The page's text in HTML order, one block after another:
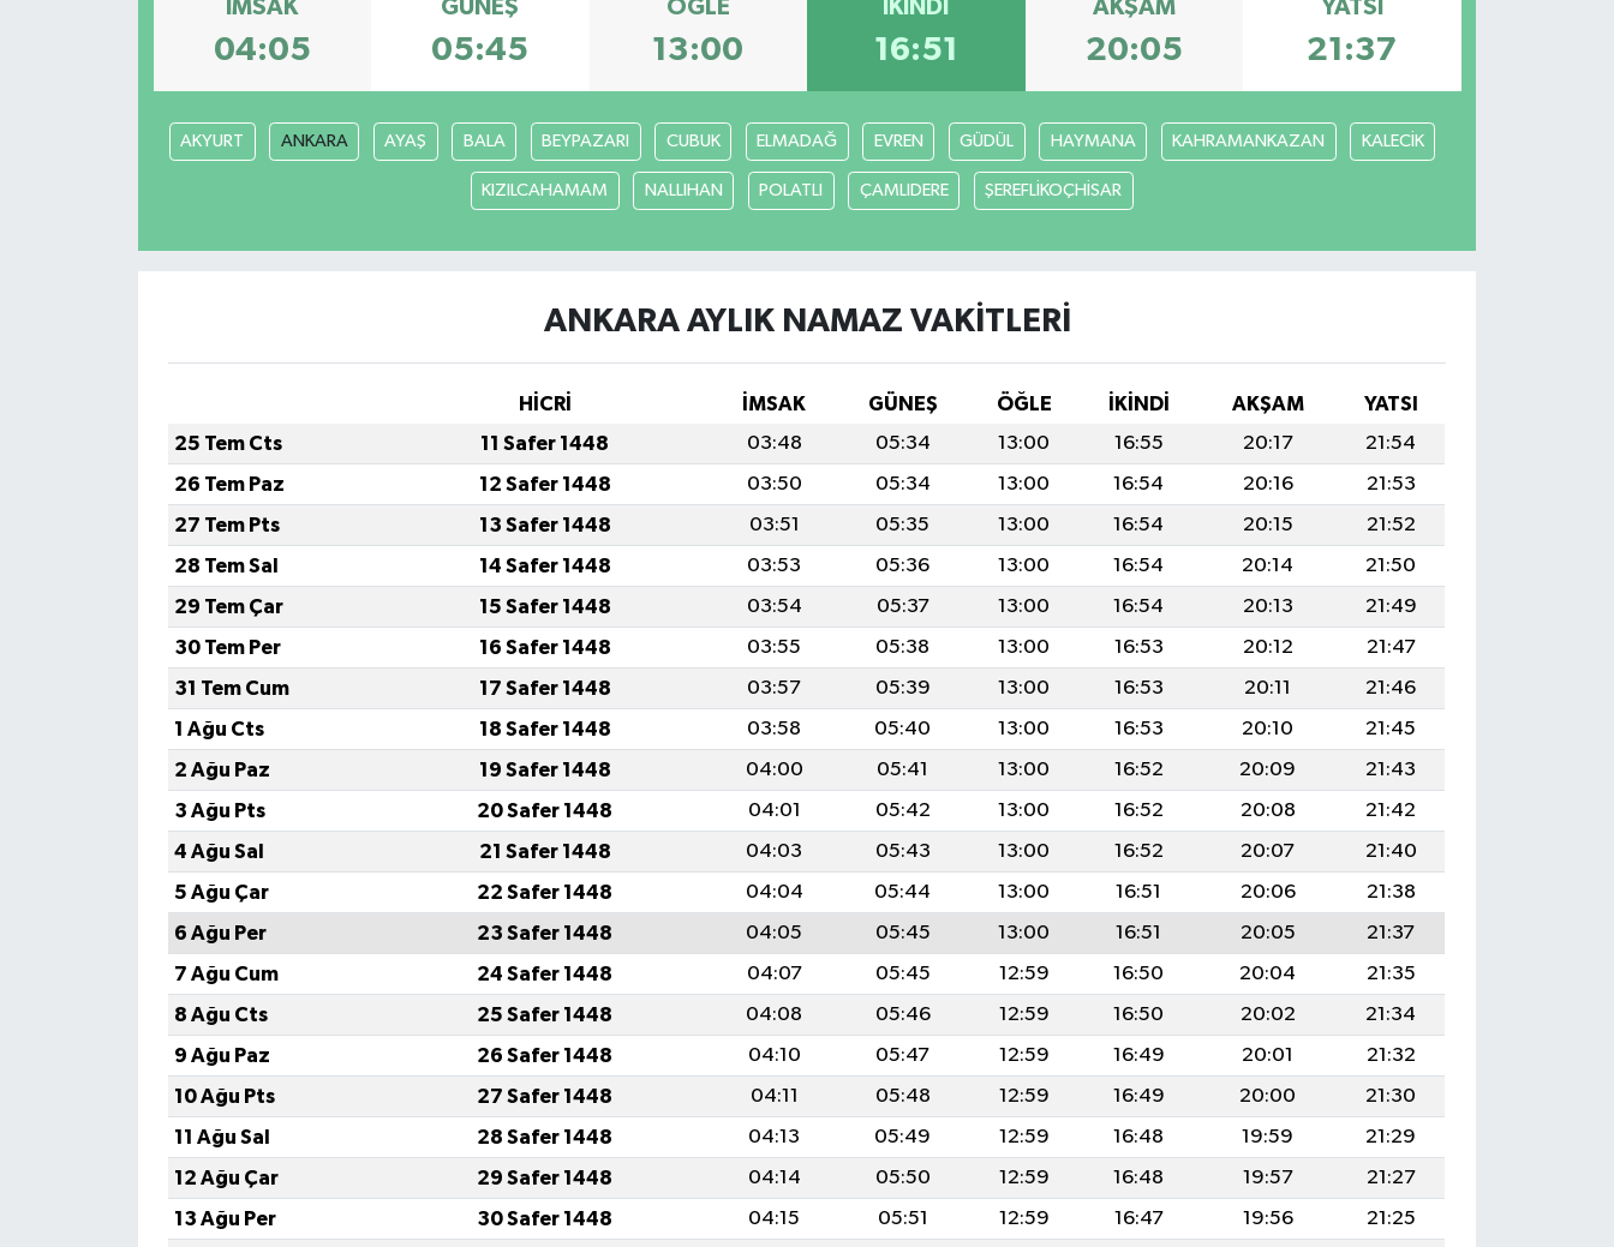
İMSAK
04:05
GÜNEŞ
05:45
ÖĞLE
13:00
İKINDI
16:51
AKŞAM
20:05
YATSI
21:37
AKYURT ANKARA AYAŞ BALA BEYPAZARI CUBUK ELMADAĞ EVREN GÜDÜL HAYMANA KAHRAMANKAZAN KALECİK
KIZILCAHAMAM NALLIHAN POLATLI ÇAMLIDERE ŞEREFLİKOÇHİSAR
ANKARA AYLIK NAMAZ VAKITLERI
HİCRİ İMSAK GÜNEŞ ÖĞLE İKINDI AKŞAM
YATSI
25 Tem Cts
11 Safer 1448 03:48 05:34 13:00 16:55 20:17
21:54
26 Tem Paz
12 Safer 1448 03:50 05:34 13:00 16:54 20:16
21:53
27 Tem Pts
13 Safer 1448 03:51 05:35 13:00 16:54 20:15
21:52
28 Tem Sal
14 Safer 1448 03:53 05:36 13:00 16:54 20:14
21:50
29 Tem Çar
15 Safer 1448 03:54 05:37 13:00 16:54 20:13
21:49
30 Tem Per
16 Safer 1448 03:55 05:38 13:00 16:53 20:12
21:47
31 Tem Cum
17 Safer 1448 03:57 05:39 13:00 16:53 20:11
21:46
1 Ağu Cts
18 Safer 1448 03:58 05:40 13:00 16:53 20:10
21:45
2 Ağu Paz
19 Safer 1448 04:00 05:41 13:00 16:52 20:09
21:43
3 Ağu Pts
20 Safer 1448 04:01 05:42 13:00 16:52 20:08
21:42
4 Ağu Sal
21 Safer 1448 04:03 05:43 13:00 16:52 20:07
21:40
5 Ağu Çar
22 Safer 1448 04:04 05:44 13:00 16:51 20:06
21:38
6 Ağu Per
23 Safer 1448 04:05 05:45 13:00 16:51 20:05
21:37
7 Ağu Cum
24 Safer 1448 04:07 05:45 12:59 16:50 20:04
21:35
8 Ağu Cts
25 Safer 1448 04:08 05:46 12:59 16:50 20:02
21:34
9 Ağu Paz
26 Safer 1448 04:10 05:47 12:59 16:49 20:01
21:32
10 Ağu Pts
27 Safer 1448 04:11 05:48 12:59 16:49 20:00
21:30
11 Ağu Sal
28 Safer 1448 04:13 05:49 12:59 16:48 19:59
21:29
12 Ağu Çar
29 Safer 1448 04:14 05:50 12:59 16:48 19:57
21:27
13 Ağu Per
30 Safer 1448 04:15 05:51 12:59 16:47 19:56
21:25